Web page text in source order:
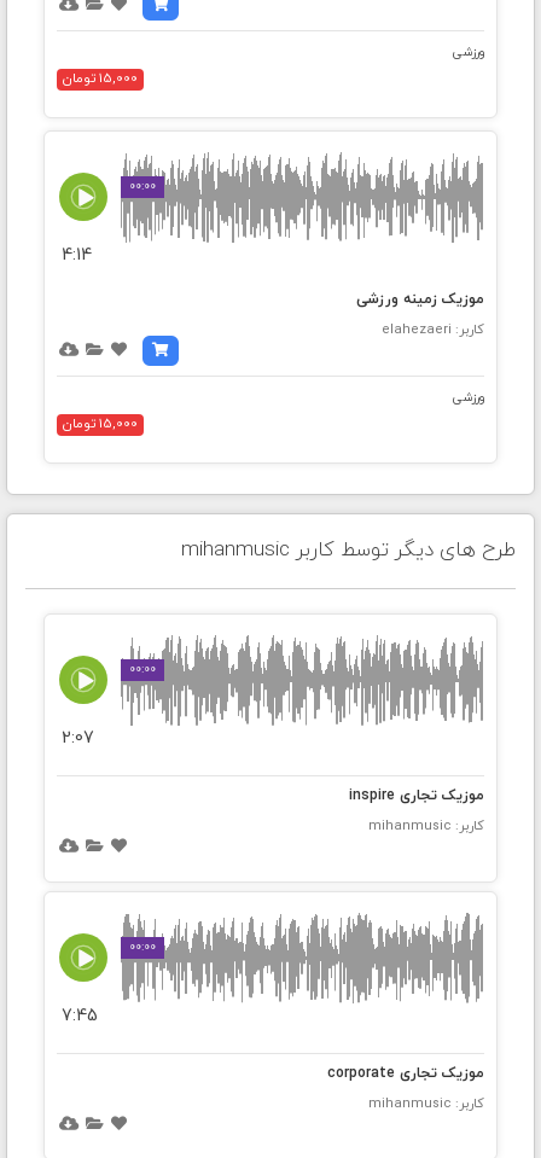
ورزشی
15,000 تومان
00:00
4:14
موزیک زمینه ورزشی
کاربر: elahezaeri
ورزشی
15,000 تومان
طرح های دیگر توسط کاربر mihanmusic
00:00
2:07
موزیک تجاری inspire
کاربر: mihanmusic
00:00
7:45
موزیک تجاری corporate
کاربر: mihanmusic